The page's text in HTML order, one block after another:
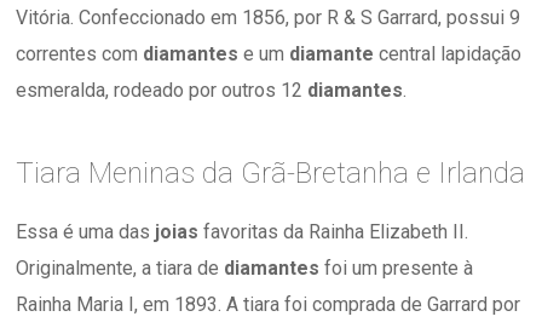
Vitória. Confeccionado em 1856, por R & S Garrard, possui 9
correntes com diamantes e um diamante central lapidação
esmeralda, rodeado por outros 12 diamantes.
Tiara Meninas da Grã-Bretanha e Irlanda
Essa é uma das joias favoritas da Rainha Elizabeth II.
Originalmente, a tiara de diamantes foi um presente à
Rainha Maria I, em 1893. A tiara foi comprada de Garrard por